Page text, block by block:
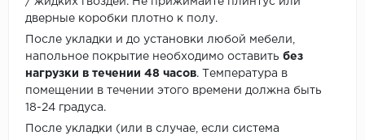
дверные коробки плотно к полу.
После укладки и до установки любой мебели,
напольное покрытие необходимо оставить без
нагрузки в течении 48 часов. Температура в
помещении в течении этого времени должна быть
18-24 градуса.
После укладки (или в случае, если система